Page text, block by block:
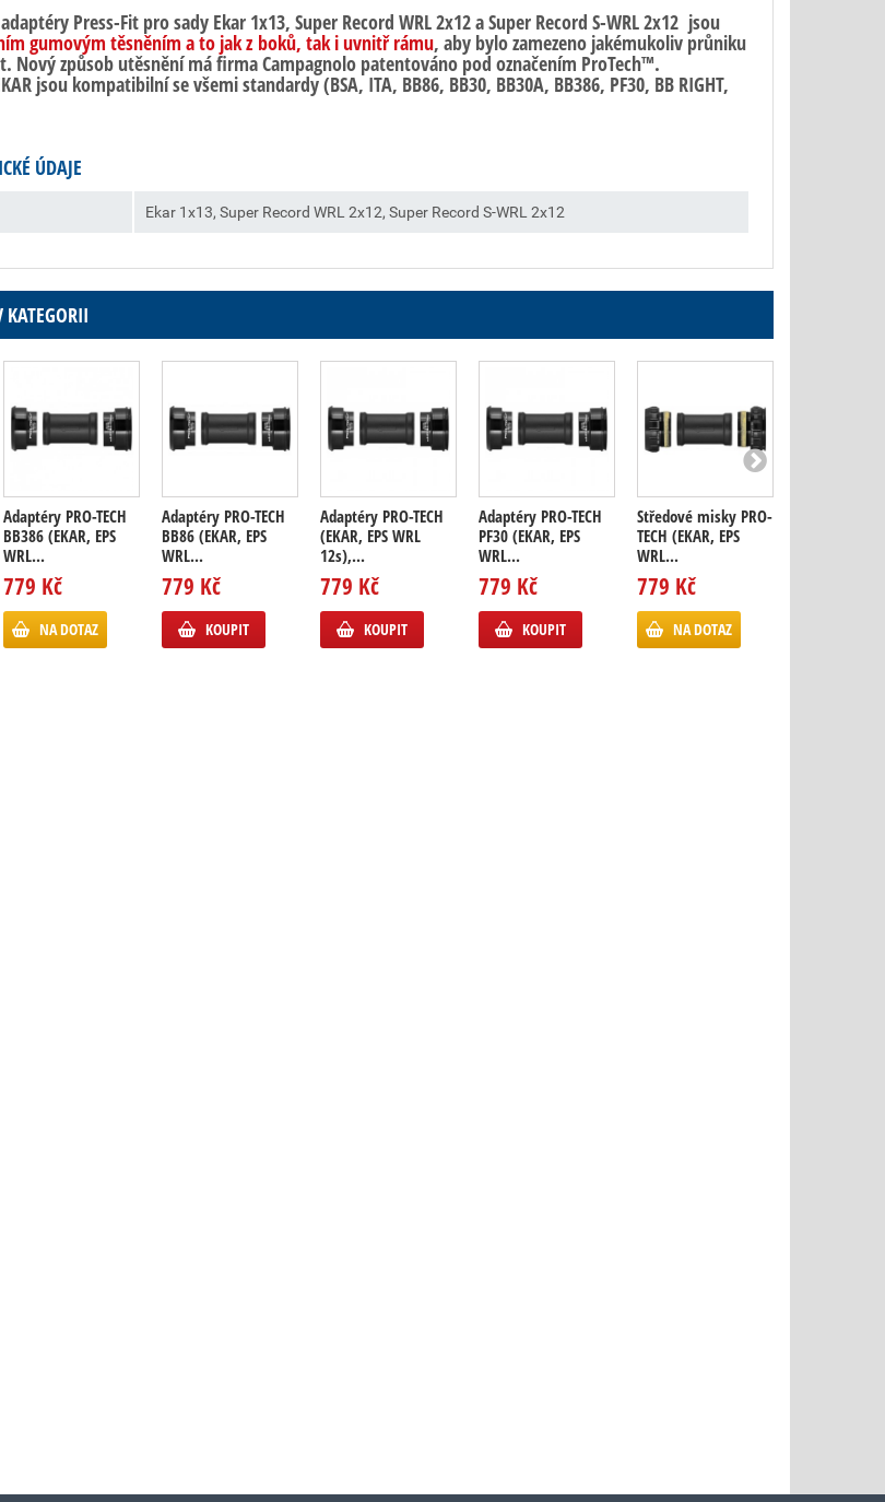
Press-Fit pro sady Ekar 1x13, Super Record WRL 2x12 a Super Record S-WRL 2x12 jsou
gumovým těsněním a to jak z boků, tak i uvnitř rámu, aby bylo zamezeno jakémukoliv průniku
Nový způsob utěsnění má firma Campagnolo patentováno pod označením ProTech™.
jsou kompatibilní se všemi standardy (BSA, ITA, BB86, BB30, BB30A, BB386, PF30, BB RIGHT,
ÚDAJE
Ekar 1x13, Super Record WRL 2x12, Super Record S-WRL 2x12
KATEGORII
Adaptéry PRO-TECH
BB386 (EKAR, EPS
WRL...
779 Kč
NA DOTAZ
Adaptéry PRO-TECH
BB86 (EKAR, EPS
WRL...
779 Kč
KOUPIT
Adaptéry PRO-TECH
(EKAR, EPS WRL
12s),...
779 Kč
KOUPIT
Adaptéry PRO-TECH
PF30 (EKAR, EPS
WRL...
779 Kč
KOUPIT
Středové misky PRO-
TECH (EKAR, EPS
WRL...
779 Kč
NA DOTAZ